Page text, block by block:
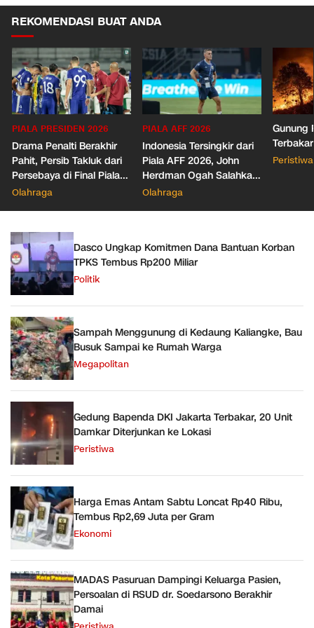
REKOMENDASI BUAT ANDA
PIALA PRESIDEN 2026
Drama Penalti Berakhir
Pahit, Persib Takluk dari
Persebaya di Final Piala
Presiden 2026
Olahraga
PIALA AFF 2026
Indonesia Tersingkir dari
Piala AFF 2026, John
Herdman Ogah Salahkan
Wasit
Olahraga
Gunung
Terbakar
Peristiwa
Dasco Ungkap Komitmen Dana Bantuan Korban
TPKS Tembus Rp200 Miliar
Politik
Sampah Menggunung di Kedaung Kaliangke, Bau
Busuk Sampai ke Rumah Warga
Megapolitan
Gedung Bapenda DKI Jakarta Terbakar, 20 Unit
Damkar Diterjunkan ke Lokasi
Peristiwa
Harga Emas Antam Sabtu Loncat Rp40 Ribu,
Tembus Rp2,69 Juta per Gram
Ekonomi
MADAS Pasuruan Dampingi Keluarga Pasien,
Persoalan di RSUD dr. Soedarsono Berakhir
Damai